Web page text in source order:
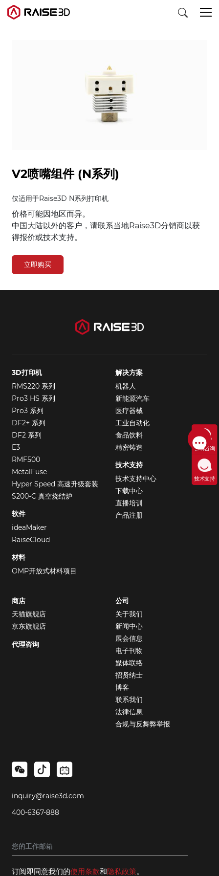
发现
V2喷嘴组件 (N系列)
仅适用于Raise3D N系列打印机
价格可能因地区而异。
中国大陆以外的客户，请联系当地Raise3D分销商以获
得报价或技术支持。
立即购买
3D打印机
RMS220 系列
Pro3 HS 系列
Pro3 系列
DF2+ 系列
DF2 系列
E3
RMF500
MetalFuse
Hyper Speed 高速升级套装
S200-C 真空烧结炉
软件
ideaMaker
RaiseCloud
材料
OMP开放式材料项目
解决方案
机器人
新能源汽车
医疗器械
工业自动化
食品饮料
精密铸造
技术支持
技术支持中心
下载中心
直播培训
产品注册
商店
天猫旗舰店
京东旗舰店
代理咨询
公司
关于我们
新闻中心
展会信息
电子刊物
媒体联络
招贤纳士
博客
联系我们
法律信息
合规与反舞弊举报
inquiry@raise3d.com
400-6367-888
订阅即同意我们的使用条款和隐私政策。
售前咨询
技术支持